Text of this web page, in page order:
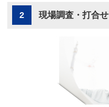
2 現場調査・打合せ